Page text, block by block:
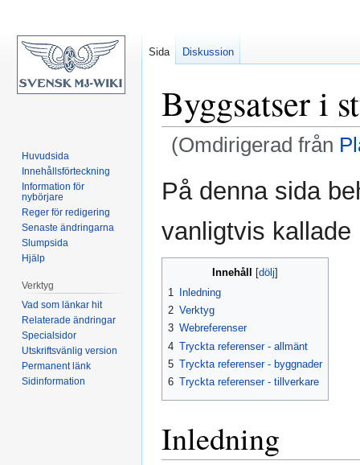
Byggsatser i
(Omdirigerad från
Hoppa
till
Hoppa
till
På denna sida
vanligtvis kallade
Innehåll
1
Inledning
2 Verktyg
3 Webreferenser
4 Tryckta referenser - allmänt
5 Tryckta referenser - byggnader
6 Tryckta referenser - tillverkare
Inledning
Sida Diskussion
Huvudsida
Innehållsförteckning
Information för
nybörjare
Reger för redigering
Senaste ändringarna
Slumpsida
Hjälp
Verktyg
Vad som länkar hit
Relaterade ändringar
Specialsidor
Utskriftsvänlig version
Permanent länk
Sidinformation